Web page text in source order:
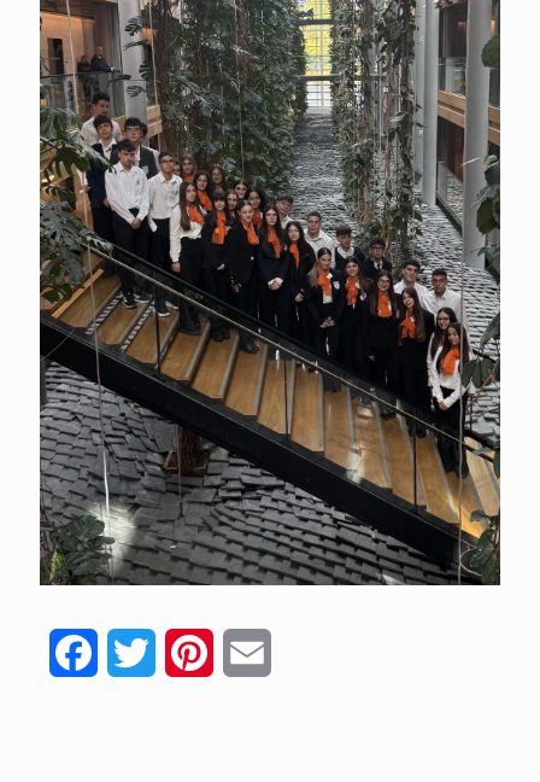
FacebookTwitter Pinterest